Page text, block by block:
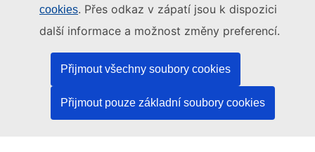
cookies. Přes odkaz v zápatí jsou k dispozici
další informace a možnost změny preferencí.
Přijmout všechny soubory cookies
Přijmout pouze základní soubory cookies
Language policy
Privacy policy
Web accessibility
Legal notice